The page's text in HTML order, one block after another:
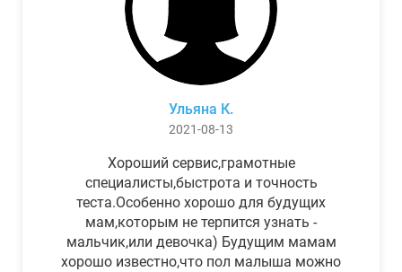
Ульяна К.
2021-08-13
Хороший сервис,грамотные
специалисты,быстрота и точность
теста.Особенно хорошо для будущих
мам,которым не терпится узнать -
мальчик,или девочка) Будущим мамам
хорошо известно,что пол малыша можно